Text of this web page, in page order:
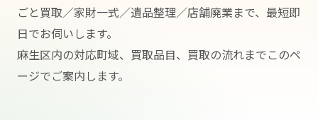
ごと買取／家財一式／遺品整理／店舗廃業まで、最短即
日でお伺いします。
麻生区内の対応町域、買取品目、買取の流れまでこのペ
ージでご案内します。